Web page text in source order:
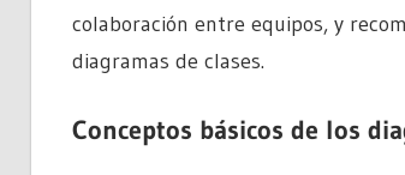
colaboración entre equipos, y
diagramas de clases.
Conceptos básicos de los